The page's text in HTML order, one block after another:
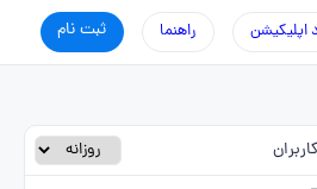
ثبت نام راهنما اپلیکیشن